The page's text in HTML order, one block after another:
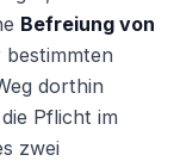
Befreiung von
dorthin
Pflicht im
zwei